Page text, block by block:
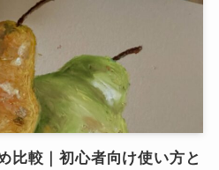
比較｜初心者向け使い方と